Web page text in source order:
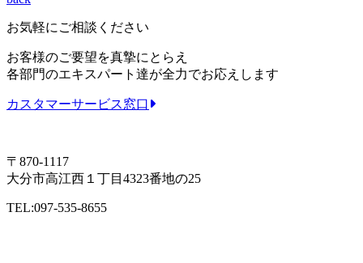
お気軽にご相談ください
お客様のご要望を真摯にとらえ
各部門のエキスパート達が全力でお応えします
カスタマーサービス窓口
〒870-1117
大分市高江西１丁目4323番地の25
TEL:097-535-8655